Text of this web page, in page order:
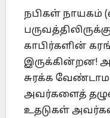
நபிகள் நாயகம்
காபிர்களின்
இருக்கின்றன!
சுரக்க
அவர்களைத்
உதடுகள்